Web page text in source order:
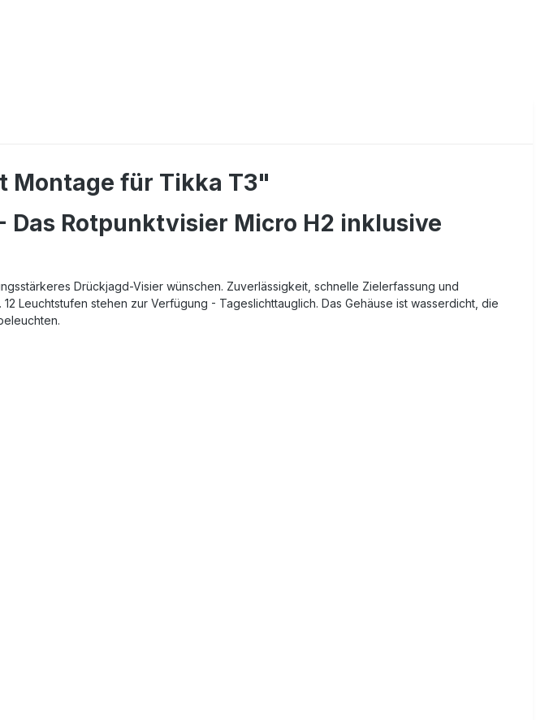
Montage für Tikka T3"
Rotpunktvisier Micro H2 inklusive
Drückjagd-Visier wünschen. Zuverlässigkeit, schnelle Zielerfassung und
Leuchtstufen stehen zur Verfügung - Tageslichttauglich. Das Gehäuse ist wasserdicht, die